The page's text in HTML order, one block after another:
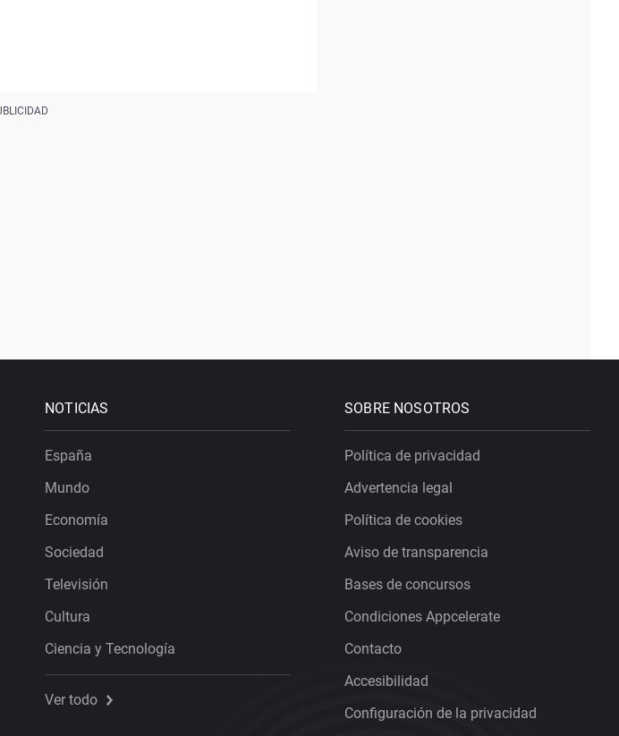
NOTICIAS
España
Mundo
Economía
Sociedad
Televisión
Cultura
Ciencia y Tecnología
Ver todo
SOBRE NOSOTROS
Política de privacidad
Advertencia legal
Política de cookies
Aviso de transparencia
Bases de concursos
Condiciones Appcelerate
Contacto
Accesibilidad
Configuración de la privacidad